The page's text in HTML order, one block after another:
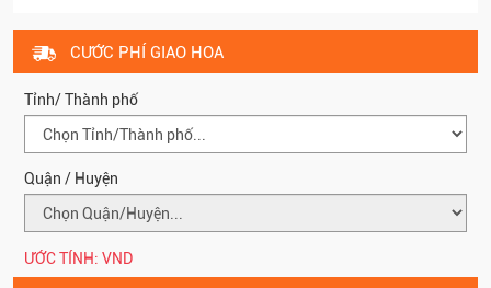
CƯỚC PHÍ GIAO HOA
Tỉnh/ Thành phố
Quận / Huyện
ƯỚC TÍNH: VND